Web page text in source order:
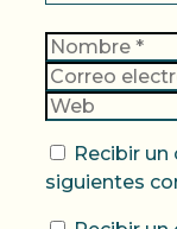
Nombre
Recibir
siguientes